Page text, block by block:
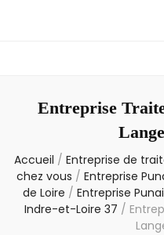
Entreprise
Accueil / Entreprise de
chez vous / Entreprise
de Loire / Entreprise
Indre-et-Loire 37 /